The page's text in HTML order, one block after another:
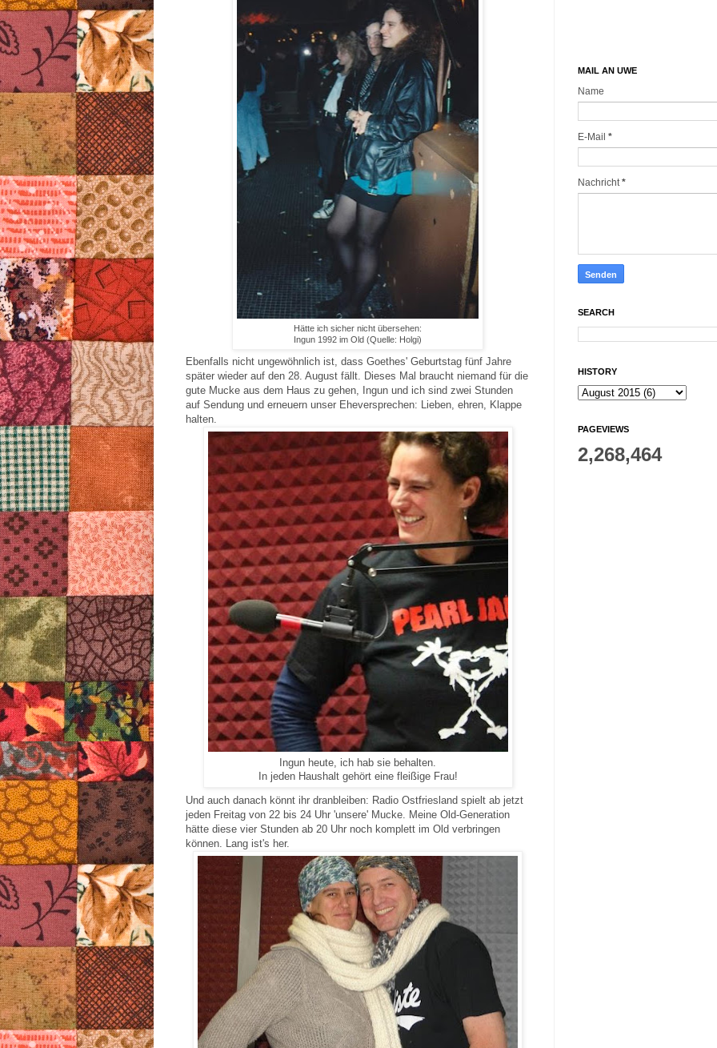
Hätte ich sicher nicht übersehen:
Ingun 1992 im Old (Quelle: Holgi)
Ebenfalls nicht ungewöhnlich ist, dass Goethes' Geburtstag fünf Jahre
später wieder auf den 28. August fällt. Dieses Mal braucht niemand für die
gute Mucke aus dem Haus zu gehen, Ingun und ich sind zwei Stunden
auf Sendung und erneuern unser Eheversprechen: Lieben, ehren, Klappe
halten.
Ingun heute, ich hab sie behalten.
In jeden Haushalt gehört eine fleißige Frau!
Und auch danach könnt ihr dranbleiben: Radio Ostfriesland spielt ab jetzt
jeden Freitag von 22 bis 24 Uhr 'unsere' Mucke. Meine Old-Generation
hätte diese vier Stunden ab 20 Uhr noch komplett im Old verbringen
können. Lang ist's her.
MAIL AN UWE
Name
E-Mail *
Nachricht*
SEARCH
HISTORY
PAGEVIEWS
2,268,464